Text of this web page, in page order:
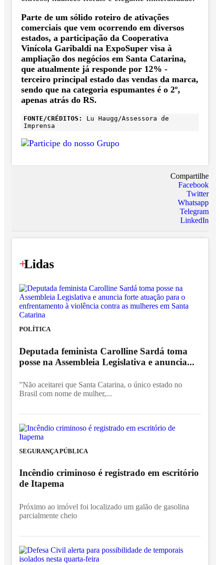
Parte de um sólido roteiro de ativações
comerciais que vem ocorrendo em diversos
estados, a participação da Cooperativa
Vinícola Garibaldi na ExpoSuper visa à
ampliação dos negócios em Santa Catarina,
que atualmente já responde por 12% -
terceiro principal estado das vendas da marca,
sendo que na categoria espumantes é o 2º,
apenas atrás do RS.
FONTE/CRÉDITOS:
Lu Haugg/Assessora de
Imprensa
Compartilhe
Facebook
Twitter
Whatsapp
Telegram
LinkedIn
+
Lidas
POLÍTICA
Deputada feminista Carolline Sardá toma
posse na Assembleia Legislativa e anuncia...
”Não aceitarei que Santa Catarina, o único estado no
Brasil com nome de mulher,...
SEGURANÇA PÚBLICA
Incêndio criminoso é registrado em escritório
de Itapema
Próximo ao imóvel foi localizado um galão de gasolina
parcialmente cheio